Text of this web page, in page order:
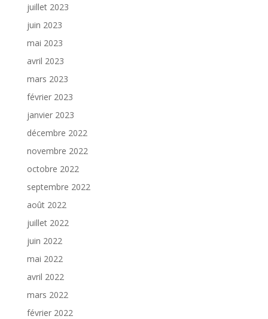
juillet 2023
juin 2023
mai 2023
avril 2023
mars 2023
février 2023
janvier 2023
décembre 2022
novembre 2022
octobre 2022
septembre 2022
août 2022
juillet 2022
juin 2022
mai 2022
avril 2022
mars 2022
février 2022